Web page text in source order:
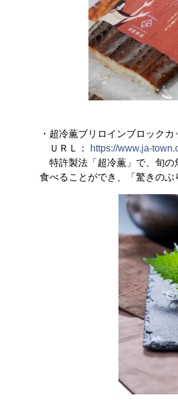
・超冷薫ブリロインブロックカ
ＵＲＬ：
https://www.ja-
特許製法「超冷薫」で、旬の
食べることができ、「驚きのぶ